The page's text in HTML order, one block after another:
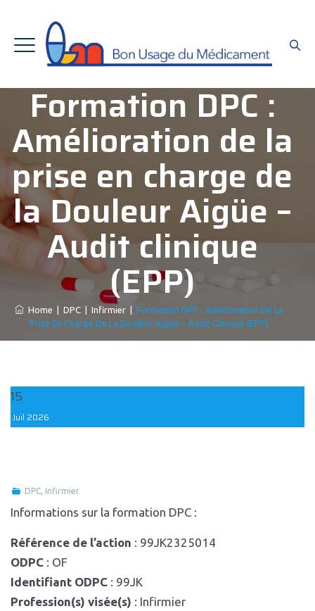
Formation DPC :
Amélioration de la
prise en charge de
la Douleur Aigüe –
Audit clinique
(EPP)
Home DPC| Infirmier| Formation DPC : Amélioration De La
Prise En Charge De La Douleur Aigüe – Audit Clinique (EPP)
15
Juil 2026
DPC, Infirmier
Informations sur la formation DPC :
Référence de l’action : 99JK2325014
ODPC : OF
Identifiant ODPC : 99JK
Profession(s) visée(s) : Infirmier